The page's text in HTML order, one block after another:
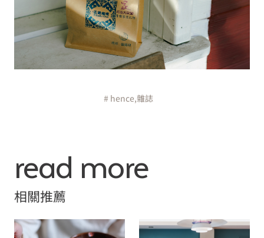
# hence,雜誌
read more
相關推薦